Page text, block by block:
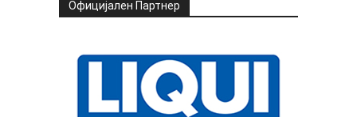
Официјален Партнер